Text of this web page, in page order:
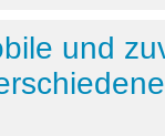
und